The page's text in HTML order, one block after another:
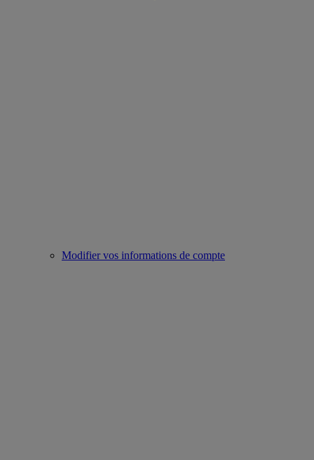
Modifier vos informations de compte